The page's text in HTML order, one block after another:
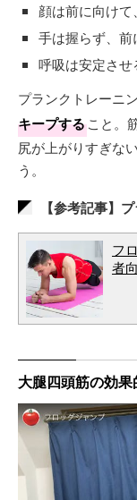
顔は前に向け
手は握らず、前
呼吸は安定させ
プランクトレーニ
キープすること。
尻が上がりすぎな
う。
【参考記事】
フ
者
大腿四頭筋の効